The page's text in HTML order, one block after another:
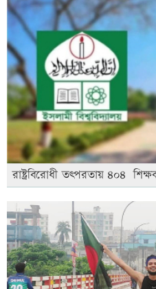
রাষ্ট্রবিরোধী তৎপরতায় ৪০৪